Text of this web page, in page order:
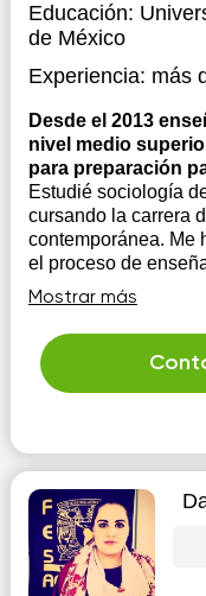
Educación:
de México
Experiencia: más
Desde el 2013
nivel medio
para preparación
Estudié sociología
cursando la carrera
contemporánea. Me ha parecido fundamental pensar en
el proceso de
construcción de
de eso lograr que
Mostrar más